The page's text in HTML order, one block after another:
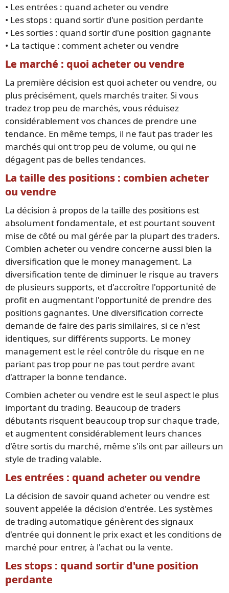
• Les entrées : quand acheter ou vendre
• Les stops : quand sortir d'une position perdante
• Les sorties : quand sortir d'une position gagnante
• La tactique : comment acheter ou vendre
Le marché : quoi acheter ou vendre
La première décision est quoi acheter ou vendre, ou
plus précisément, quels marchés traiter. Si vous
tradez trop peu de marchés, vous réduisez
considérablement vos chances de prendre une
tendance. En même temps, il ne faut pas trader les
marchés qui ont trop peu de volume, ou qui ne
dégagent pas de belles tendances.
La taille des positions : combien acheter
ou vendre
La décision à propos de la taille des positions est
absolument fondamentale, et est pourtant souvent
mise de côté ou mal gérée par la plupart des traders.
Combien acheter ou vendre concerne aussi bien la
diversification que le money management. La
diversification tente de diminuer le risque au travers
de plusieurs supports, et d'accroître l'opportunité de
profit en augmentant l'opportunité de prendre des
positions gagnantes. Une diversification correcte
demande de faire des paris similaires, si ce n'est
identiques, sur différents supports. Le money
management est le réel contrôle du risque en ne
pariant pas trop pour ne pas tout perdre avant
d'attraper la bonne tendance.
Combien acheter ou vendre est le seul aspect le plus
important du trading. Beaucoup de traders
débutants risquent beaucoup trop sur chaque trade,
et augmentent considérablement leurs chances
d'être sortis du marché, même s'ils ont par ailleurs un
style de trading valable.
Les entrées : quand acheter ou vendre
La décision de savoir quand acheter ou vendre est
souvent appelée la décision d'entrée. Les systèmes
de trading automatique génèrent des signaux
d'entrée qui donnent le prix exact et les conditions de
marché pour entrer, à l'achat ou la vente.
Les stops : quand sortir d'une position
perdante